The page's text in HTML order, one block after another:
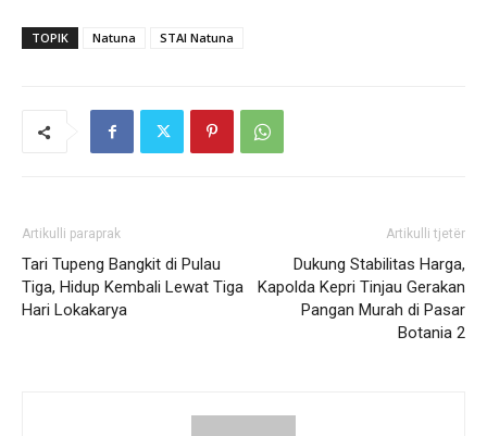
TOPIK Natuna STAI Natuna
Artikulli paraprak
Tari Tupeng Bangkit di Pulau
Tiga, Hidup Kembali Lewat Tiga
Hari Lokakarya
Artikulli tjetër
Dukung Stabilitas Harga,
Kapolda Kepri Tinjau Gerakan
Pangan Murah di Pasar
Botania 2